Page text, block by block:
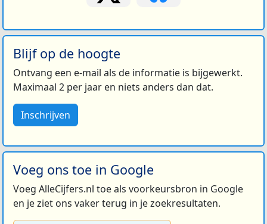
Blijf op de hoogte
Ontvang een e-mail als de informatie is bijgewerkt.
Maximaal 2 per jaar en niets anders dan dat.
Inschrijven
Voeg ons toe in Google
Voeg AlleCijfers.nl toe als voorkeursbron in Google
en je ziet ons vaker terug in je zoekresultaten.